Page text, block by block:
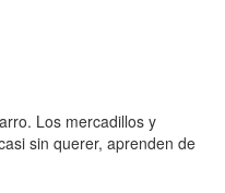
Los mercadillos y
sin querer, aprenden de